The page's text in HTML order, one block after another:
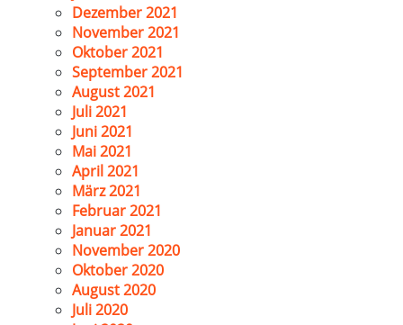
Dezember 2021
November 2021
Oktober 2021
September 2021
August 2021
Juli 2021
Juni 2021
Mai 2021
April 2021
März 2021
Februar 2021
Januar 2021
November 2020
Oktober 2020
August 2020
Juli 2020